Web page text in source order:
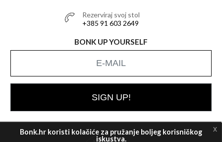
Rezerviraj svoj stol
+385 91 603 2649
BONK UP YOURSELF
SIGN UP!
Bonk.hr koristi kolačiće za pružanje boljeg korisničkog
iskustva.
x